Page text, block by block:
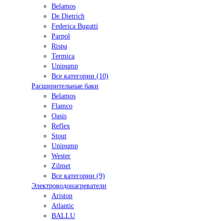
Belamos
De Dietrich
Federica Bugatti
Parpol
Rispa
Termica
Unipump
Все категории (10)
Расширительные баки
Belamos
Flamco
Oasis
Reflex
Stout
Unipump
Wester
Zilmet
Все категории (9)
Электроводонагреватели
Ariston
Atlantic
BALLU